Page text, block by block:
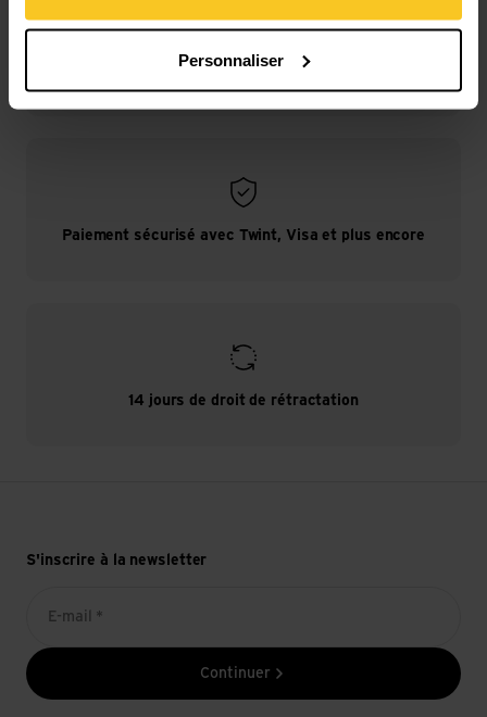
Personnaliser
Livraison gratuite à partir de CHF 99
Paiement sécurisé avec Twint, Visa et plus encore
14 jours de droit de rétractation
S'inscrire à la newsletter
E-mail *
Continuer